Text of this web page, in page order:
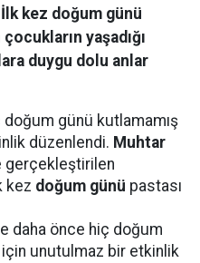
kez doğum günü
yaşadığı
duygu dolu anlar
doğum günü kutlamamış
düzenlendi. Muhtar
gerçekleştirilen
kez doğum günü pastası
daha önce hiç doğum
unutulmaz bir etkinlik